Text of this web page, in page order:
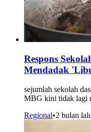
Respons
Mendadak
sejumlah sekolah
MBG kini tidak lagi
Regional•2 bulan